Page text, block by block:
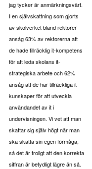
jag tycker är anmärkningsvärt.
I en självskattning som gjorts
av skolverket bland rektorer
ansåg 63% av rektorerna att
de hade tillräcklig it-kompetens
för att leda skolans it-
strategiska arbete och 62%
ansåg att de har tillräckliga it-
kunskaper för att utveckla
användandet av it i
undervisningen. Vi vet att man
skattar sig själv högt när man
ska skatta sin egen förmåga,
så det är troligt att den korrekta
siffran är betydligt lägre än så.